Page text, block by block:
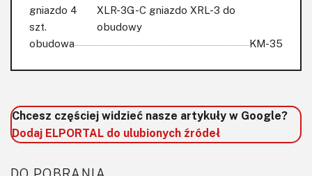
gniazdo 4
szt.
XLR-3G-C gniazdo XRL-3 do
obudowy
obudowa
KM-35
Chcesz częściej widzieć nasze artykuły w Google?
Dodaj ELPORTAL do ulubionych źródeł
DO POBRANIA